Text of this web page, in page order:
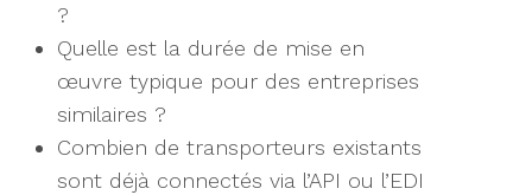
?
Quelle est la durée de mise en
œuvre typique pour des entreprises
similaires ?
Combien de transporteurs existants
sont déjà connectés via l’API ou l’EDI